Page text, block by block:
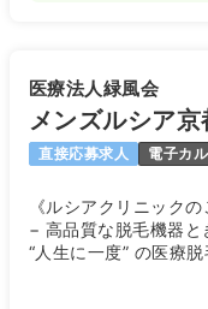
医療法人緑風会
メンズルシア
直接応募求人 電子カ
《ルシアクリニックの
− 高品質な脱毛機器と
“人生に一度” の医療